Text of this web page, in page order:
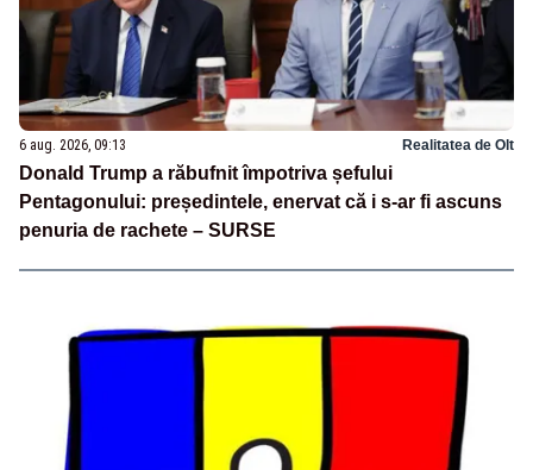
6 aug. 2026, 09:13 Realitatea de Olt
Donald Trump a răbufnit împotriva șefului
Pentagonului: președintele, enervat că i s-ar fi ascuns
penuria de rachete – SURSE